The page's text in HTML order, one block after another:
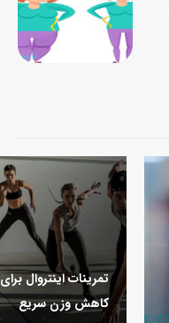
تمرینات اینتروال
کاهش وزن سریع